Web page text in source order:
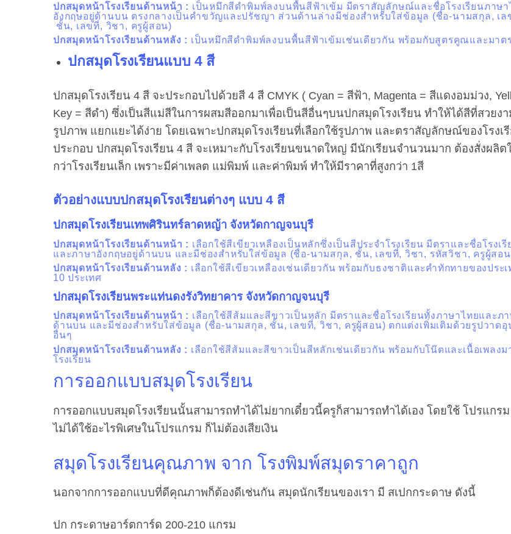
ปกสมุดหน้าโรงเรียนด้านหน้า : เป็นหมึกสีดำพิมพ์ลงบนพื้นสีฟ้าเข้ม มีตราสัญลักษณ์และชื่อโรงเรียนภาษา
อังกฤษอยู่ด้านบน ตรงกลางเป็นคำขวัญและปรัชญา ส่วนด้านล่างมีช่องสำหรับใส่ข้อมูล (ชื่อ-นามสกุล, เล
ชั้น, เลขที่, วิชา, ครูผู้สอน)
ปกสมุดหน้าโรงเรียนด้านหลัง : เป็นหมึกสีดำพิมพ์ลงบนพื้นสีฟ้าเข้มเช่นเดียวกัน พร้อมกับสูตรคูณและมาต
ปกสมุดโรงเรียนแบบ 4 สี
ปกสมุดโรงเรียน 4 สี จะประกอบไปด้วยสี 4 สี CMYK ( Cyan = สีฟ้า, Magenta = สีแดงอมม่วง,
Key = สีดำ) ซึ่งเป็นสีแม่สีในการผสมสีออกมาเพื่อเป็นสีอื่นๆบนปกสมุดโรงเรียน ทำให้ได้สีที่สวยงา
รูปภาพ แยกแยะได้ง่าย โดยเฉพาะปกสมุดโรงเรียนที่เลือกใช้รูปภาพ และตราสัญลักษณ์ของโรงเ
ประกอบ ปกสมุดโรงเรียน 4 สี จะเหมาะกับโรงเรียนขนาดใหญ่ มีนักเรียนจำนวนมาก ต้องสั่งผลิ
กว่าโรงเรียนเล็ก เพราะมีค่าเพลต แม่พิมพ์ และค่าพิมพ์ ทำให้มีราคาที่สูงกว่า 1สี
ตัวอย่างแบบปกสมุดโรงเรียนต่างๆ แบบ 4 สี
ปกสมุดโรงเรียนเทพศิรินทร์ลาดหญ้า จังหวัดกาญจนบุรี
ปกสมุดหน้าโรงเรียนด้านหน้า : เลือกใช้สีเขียวเหลืองเป็นหลักซึ่งเป็นสีประจำโรงเรียน มีตราและชื่อโรงเ
และภาษาอังกฤษอยู่ด้านบน และมีช่องสำหรับใส่ข้อมูล (ชื่อ-นามสกุล, ชั้น, เลขที่, วิชา, รหัสวิชา, ครูผู้สอ
ปกสมุดหน้าโรงเรียนด้านหลัง : เลือกใช้สีเขียวเหลืองเช่นเดียวกัน พร้อมกับธงชาติและคำทักทายของประ
10 ประเทศ
ปกสมุดโรงเรียนพระแท่นดงรังวิทยาคาร จังหวัดกาญจนบุรี
ปกสมุดหน้าโรงเรียนด้านหน้า : เลือกใช้สีส้มและสีขาวเป็นหลัก มีตราและชื่อโรงเรียนทั้งภาษาไทยและภ
ด้านบน และมีช่องสำหรับใส่ข้อมูล (ชื่อ-นามสกุล, ชั้น, เลขที่, วิชา, ครูผู้สอน) ตกแต่งเพิ่มเติมด้วยรูปวาดอุ
อื่นๆ
ปกสมุดหน้าโรงเรียนด้านหลัง : เลือกใช้สีส้มและสีขาวเป็นสีหลักเช่นเดียวกัน พร้อมกับโน๊ตและเนื้อเพลงม
โรงเรียน
การออกแบบสมุดโรงเรียน
การออกแบบสมุดโรงเรียนนั้นสามารถทำได้ไม่ยากเดี๋ยวนี้ครูก็สามารถทำได้เอง โดยใช้ โปรแกรม
ไม่ได้ใช้อะไรพิเศษในโปรแกรม ก็ไม่ต้องเสียเงิน
สมุดโรงเรียนคุณภาพ จาก โรงพิมพ์สมุดราคาถูก
นอกจากการออกแบบที่ดีคุณภาพก็ต้องดีเช่นกัน สมุดนักเรียนของเรา มี สเปกกระดาษ ดังนี้
ปก กระดาษอาร์ตการ์ด 200-210 แกรม